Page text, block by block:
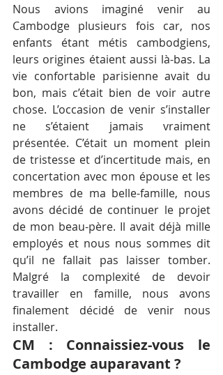
Nous avions imaginé venir au
Cambodge plusieurs fois car, nos
enfants étant métis cambodgiens,
leurs origines étaient aussi là-bas. La
vie confortable parisienne avait du
bon, mais c’était bien de voir autre
chose. L’occasion de venir s’installer
ne s’étaient jamais vraiment
présentée. C’était un moment plein
de tristesse et d’incertitude mais, en
concertation avec mon épouse et les
membres de ma belle-famille, nous
avons décidé de continuer le projet
de mon beau-père. Il avait déjà mille
employés et nous nous sommes dit
qu’il ne fallait pas laisser tomber.
Malgré la complexité de devoir
travailler en famille, nous avons
finalement décidé de venir nous
installer.
CM : Connaissiez-vous le
Cambodge auparavant ?